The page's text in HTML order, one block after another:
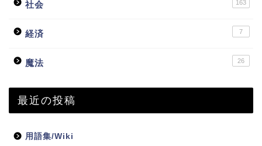
社会 163
経済 7
魔法 26
最近の投稿
用語集/Wiki